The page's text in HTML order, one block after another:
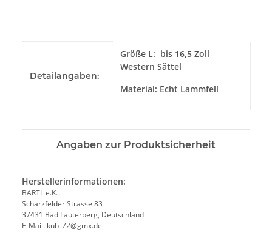
Detailangaben:
Größe L: bis 16,5 Zoll
Western Sättel
Material: Echt Lammfell
Angaben zur Produktsicherheit
Herstellerinformationen:
BARTL e.K.
Scharzfelder Strasse 83
37431 Bad Lauterberg, Deutschland
E-Mail: kub_72@gmx.de